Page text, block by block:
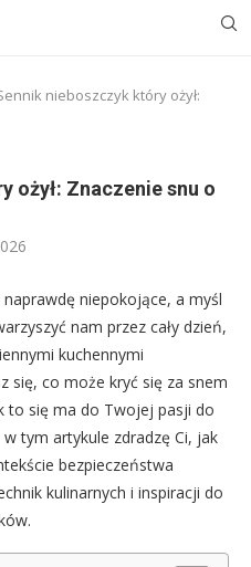
nieboszczyk który ożył:
ożył: Znaczenie snu o
niepokojące, a myśl
nam przez cały dzień,
kuchennymi
się, co może kryć się za snem
to się ma do Twojej pasji do
tym artykule zdradzę Ci, jak
bezpieczeństwa
kulinarnych i inspiracji do